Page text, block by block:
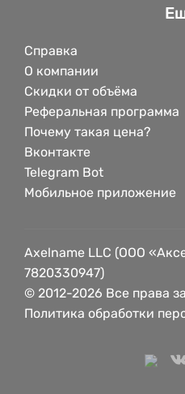
Справка
О компании
Скидки от объёма
Реферальная программа
Почему такая цена?
Вконтакте
Telegram Bot
Мобильное приложение
Axelname LLC (ООО
7820330947)
© 2012-2026 Все права
Политика обработки